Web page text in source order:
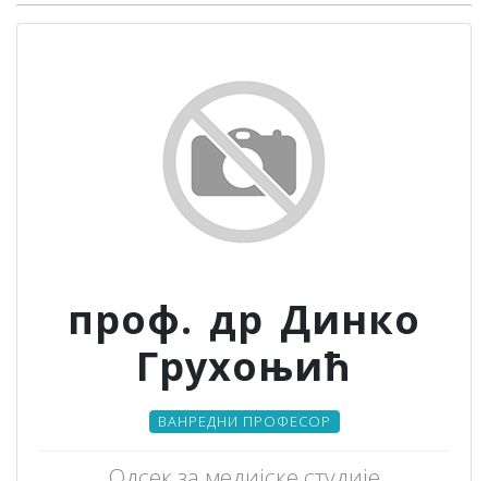
проф. др Динко
Грухоњић
ВАНРЕДНИ ПРОФЕСОР